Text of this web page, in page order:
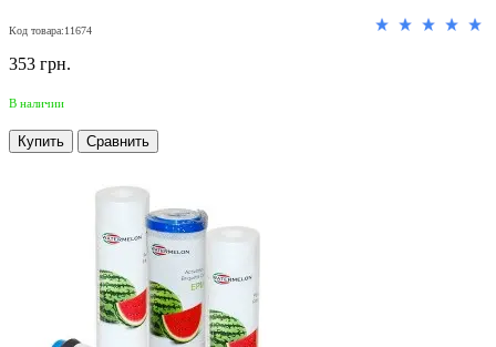
Код товара:11674
353 грн.
В наличии
Купить Сравнить